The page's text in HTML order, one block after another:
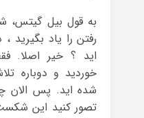
به قول بیل گیتس،
رفتن را یاد بگیرید
اید ؟ خیر اصلا.
خوردید و دوباره
شده اید. پس الان
تصور کنید این